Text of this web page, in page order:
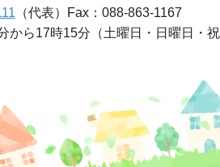
（代表）
Fax：088-863-1167
から17時15分 （土曜日・日曜日・